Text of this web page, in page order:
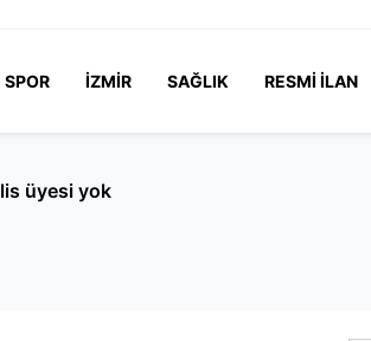
SPOR İZMIR SAĞLIK RESMI İLAN